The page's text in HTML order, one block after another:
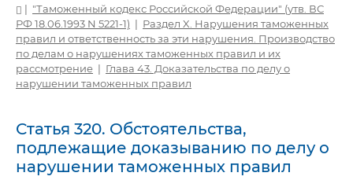
| "Таможенный кодекс Российской Федерации" (утв. ВС
РФ 18.06.1993 N 5221-1) | Раздел X. Нарушения таможенных
правил и ответственность за эти нарушения. Производство
по делам о нарушениях таможенных правил и их
рассмотрение | Глава 43. Доказательства по делу о
нарушении таможенных правил
Статья 320. Обстоятельства,
подлежащие доказыванию по делу о
нарушении таможенных правил